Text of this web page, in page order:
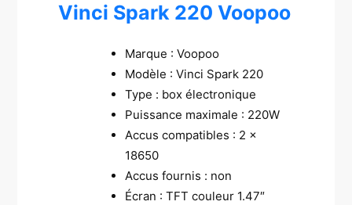
Vinci Spark 220 Voopoo
Marque : Voopoo
Modèle : Vinci Spark 220
Type : box électronique
Puissance maximale : 220W
Accus compatibles : 2 x
18650
Accus fournis : non
Écran : TFT couleur 1.47″